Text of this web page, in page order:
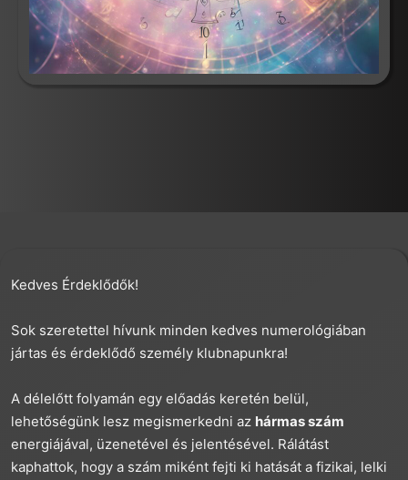
Kedves Érdeklődők!
Sok szeretettel hívunk minden kedves numerológiában
jártas és érdeklődő személy klubnapunkra!
A délelőtt folyamán egy előadás keretén belül,
lehetőségünk lesz megismerkedni az hármas szám
energiájával, üzenetével és jelentésével. Rálátást
kaphattok, hogy a szám miként fejti ki hatását a fizikai, lelki